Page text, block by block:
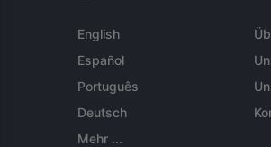
English
Español
Português
Deutsch
Mehr ...